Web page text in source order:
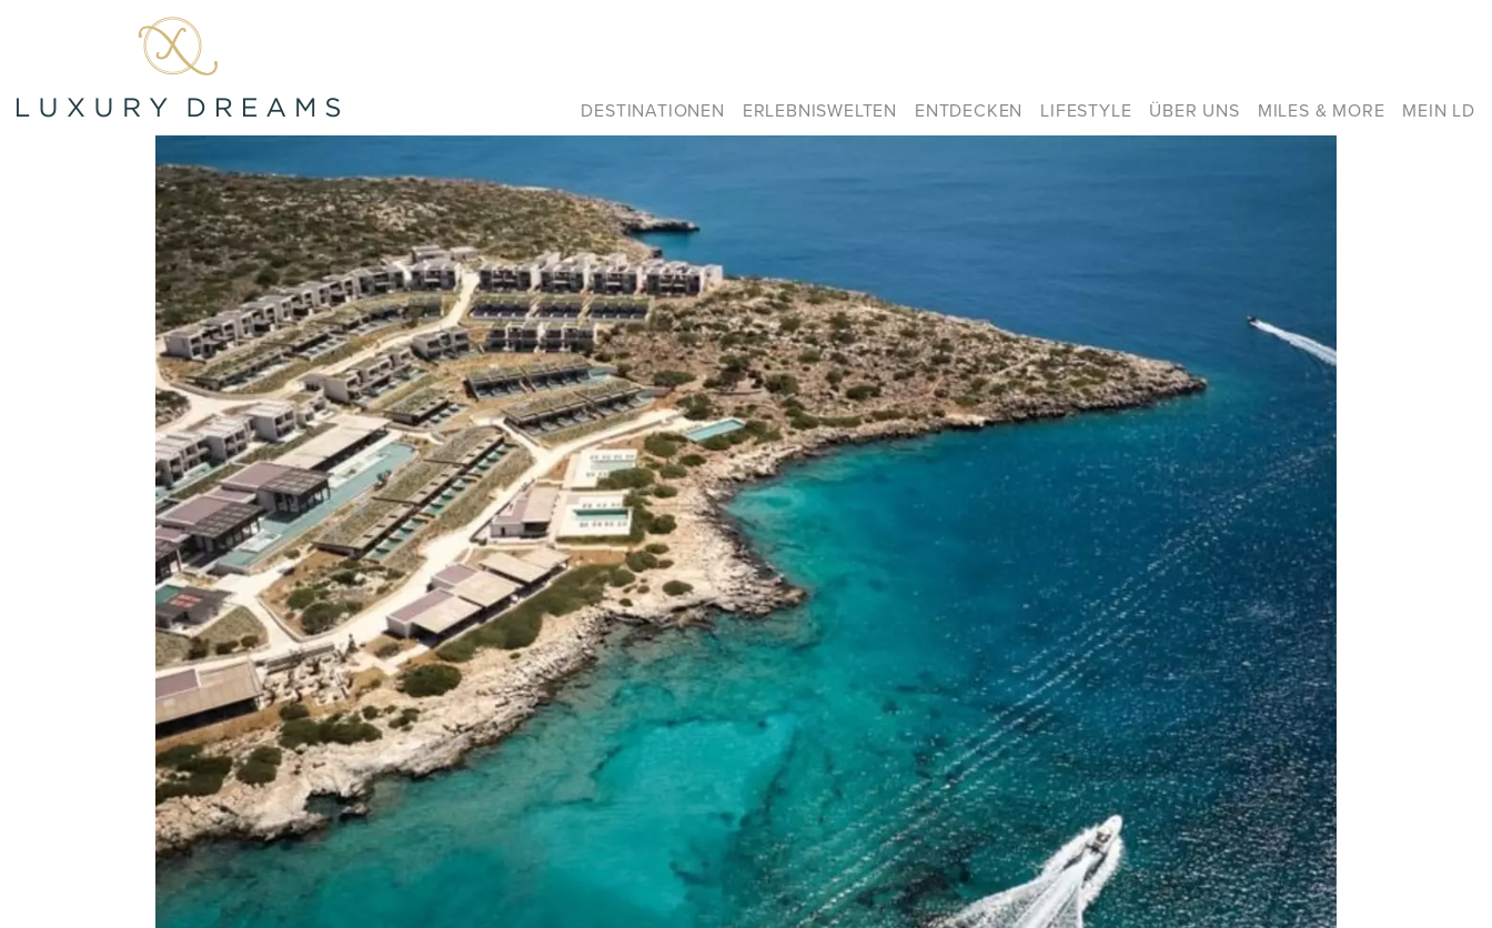
DESTINATIONEN ERLEBNISWELTEN ENTDECKEN LIFESTYLE ÜBER UNS MILES & MORE MEIN LD